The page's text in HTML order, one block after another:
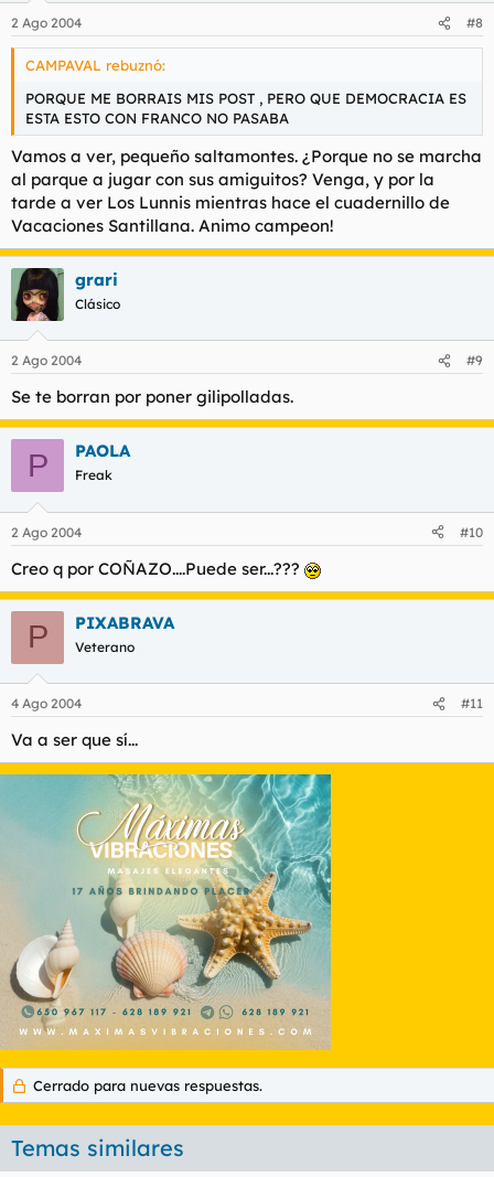
2 Ago 2004 #8
CAMPAVAL rebuznó:
PORQUE ME BORRAIS MIS POST , PERO QUE DEMOCRACIA ES
ESTA ESTO CON FRANCO NO PASABA
Vamos a ver, pequeño saltamontes. ¿Porque no se marcha
al parque a jugar con sus amiguitos? Venga, y por la
tarde a ver Los Lunnis mientras hace el cuadernillo de
Vacaciones Santillana. Animo campeon!
grari
Clásico
2 Ago 2004 #9
Se te borran por poner gilipolladas.
P PAOLA
Freak
2 Ago 2004 #10
Creo q por COÑAZO....Puede ser...???
P PIXABRAVA
Veterano
4 Ago 2004 #11
Va a ser que sí...
Cerrado para nuevas respuestas.
Temas similares